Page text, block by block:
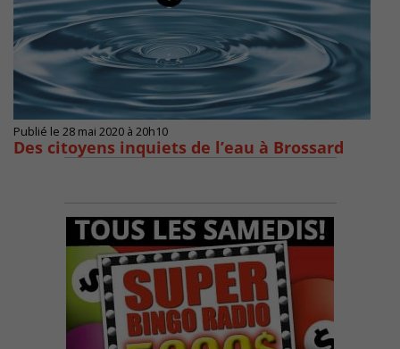
Publié le 28 mai 2020 à 20h10
Des citoyens inquiets de l’eau à Brossard